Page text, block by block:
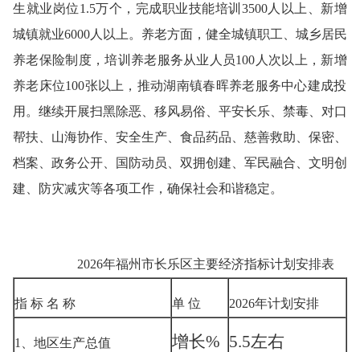
生就业岗位1.5万个，完成职业技能培训3500人以上、新增
城镇就业6000人以上。 养老方面， 健全城镇职工、城乡居民
养老保险制度，培训 养老服务从业人员100人次以上，新增
养老床位100张以上 ， 推动湖南镇春晖养老服务中心建成投
用。继续开展扫黑除恶、移风易俗、平安长乐、禁毒、对口
帮扶、山海协作、安全生产、食品药品、慈善救助、保密、
档案、政务公开、国防动员、双拥创建、 军民融合、文明创
建、防灾减灾等各项工作，确保社会和谐稳定。
2026年福州市长乐区主要经济指标计划安排表
指 标 名 称 单 位 2026年计划安排
1 、地区生产总值 增长% 5.5左右